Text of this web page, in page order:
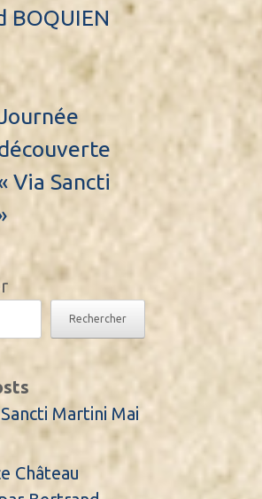
BOQUIEN
Via Sancti
Rechercher
Martini Mai
Château